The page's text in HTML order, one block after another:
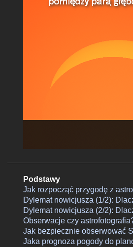
Podstawy
Jak rozpocząć przygodę z
Dylemat nowicjusza (1/2):
Dylemat nowicjusza (2/2):
Obserwacje czy
Jak bezpiecznie obserwować
Jaka prognoza pogody do